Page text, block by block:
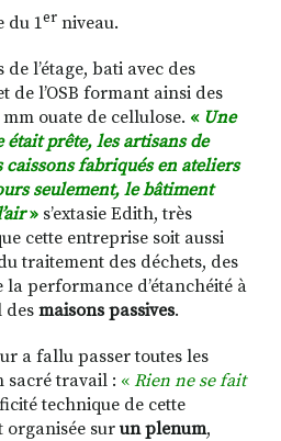
du 1er niveau.
l’étage, bati avec des
de l’OSB formant ainsi des
ouate de cellulose. « Une
prête, les artisans de
caissons fabriqués en ateliers
seulement, le bâtiment
» s’extasie Edith, très
cette entreprise soit aussi
traitement des déchets, des
la performance d’étanchéité à
des maisons passives.
a fallu passer toutes les
sacré travail : « Rien ne se fait
technique de cette
organisée sur un plenum,